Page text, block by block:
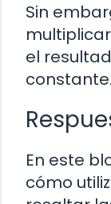
Sin
el
constante.
En este
cómo